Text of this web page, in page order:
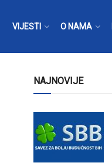
VIJESTI O NAMA
NAJNOVIJE